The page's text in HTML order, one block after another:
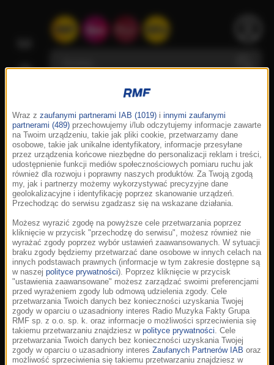
Wraz z zaufanymi partnerami IAB (1019) i innymi zaufanymi
partnerami (489) przechowujemy i/lub odczytujemy informacje zawarte
na Twoim urządzeniu, takie jak pliki cookie, przetwarzamy dane
osobowe, takie jak unikalne identyfikatory, informacje przesyłane
przez urządzenia końcowe niezbędne do personalizacji reklam i treści,
udostępnienie funkcji mediów społecznościowych pomiaru ruchu jak
również dla rozwoju i poprawny naszych produktów. Za Twoją zgodą
my, jak i partnerzy możemy wykorzystywać precyzyjne dane
geolokalizacyjne i identyfikację poprzez skanowanie urządzeń.
Przechodząc do serwisu zgadzasz się na wskazane działania.
Możesz wyrazić zgodę na powyższe cele przetwarzania poprzez
kliknięcie w przycisk "przechodzę do serwisu", możesz również nie
wyrażać zgody poprzez wybór ustawień zaawansowanych. W sytuacji
braku zgody będziemy przetwarzać dane osobowe w innych celach na
innych podstawach prawnych (informacje w tym zakresie dostępne są
w naszej polityce prywatności). Poprzez kliknięcie w przycisk
"ustawienia zaawansowane" możesz zarządzać swoimi preferencjami
przed wyrażeniem zgody lub odmową udzielenia zgody. Cele
przetwarzania Twoich danych bez konieczności uzyskania Twojej
zgody w oparciu o uzasadniony interes Radio Muzyka Fakty Grupa
RMF sp. z o.o. sp. k. oraz informacje o możliwości sprzeciwienia się
takiemu przetwarzaniu znajdziesz w polityce prywatności. Cele
przetwarzania Twoich danych bez konieczności uzyskania Twojej
zgody w oparciu o uzasadniony interes Zaufanych Partnerów IAB oraz
możliwość sprzeciwienia się takiemu przetwarzaniu znajdziesz w